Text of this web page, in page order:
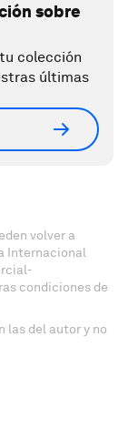
sobre
colección
últimas
volver a
Internacional
condiciones de
las del autor y no